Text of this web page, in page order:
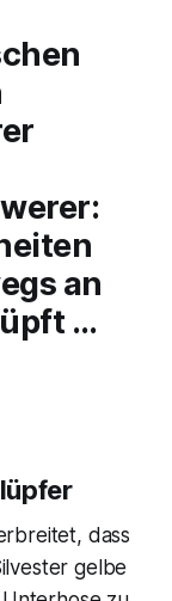
an
…
dass
gelbe